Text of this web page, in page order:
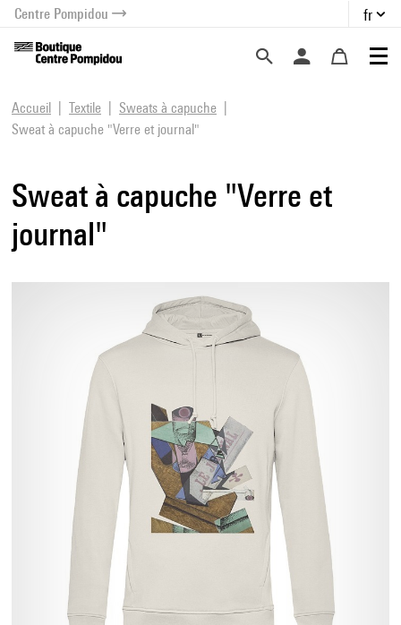
menu
contenu
Centre Pompidou fr
Accueil Textile
Sweats à capuche
Sweat à capuche "Verre et journal"
Sweat à capuche "Verre et
journal"